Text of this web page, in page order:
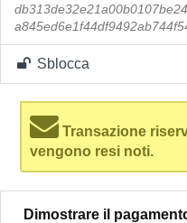
Sblocca
Transazione
vengono resi noti.
Dimostrare il